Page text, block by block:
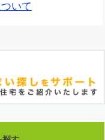
いて